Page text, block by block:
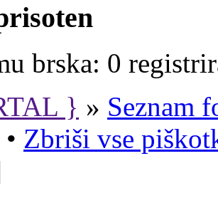
brska: 0
} » Seznam
• Zbriši vse